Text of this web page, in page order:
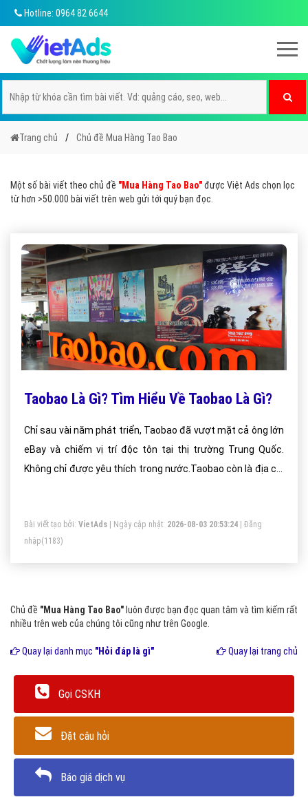
Hotline: 0964 82 6644
Trang chủ Chủ đề Mua Hàng Tao Bao
Một số bài viết theo chủ đề "Mua Hàng Tao Bao"được Việt Ads chọn lọc
từ hơn >50.000 bài viết trên web gửi tới quý bạn đọc.
Taobao Là Gì? Tìm Hiểu Về Taobao Là Gì?
Chỉ sau vài năm phát triển, Taobao đã vượt mặt cả ông lớn
eBay và chiếm vị trí độc tôn tại thị trường Trung Quốc.
Không chỉ được yêu thích trong nước.Taobao còn là địa chỉ
khẳng định chỗ đứng của mình
Bài viết tạo bởi: VietAds | Ngày cập nhật: 2026-08-03 20:53:24
Đăng
nhập(1183)
Chủ đề "Mua Hàng Tao Bao" luôn được bạn đọc quan tâm và tìm kiếm rất
nhiều trên web của chúng tôi cũng như trên Google.
Quay lại danh mục "Hỏi đáp là gì" Quay lại trang chủ
Gọi CSKH
Đặt câu hỏi
Báo giá dịch vụ